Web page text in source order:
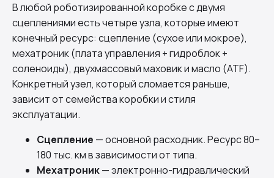
В любой роботизированной коробке с двумя
сцеплениями есть четыре узла, которые имеют
конечный ресурс: сцепление (сухое или мокрое),
мехатроник (плата управления + гидроблок +
соленоиды), двухмассовый маховик и масло (ATF).
Конкретный узел, который сломается раньше,
зависит от семейства коробки и стиля
эксплуатации.
Сцепление — основной расходник. Ресурс 80–
180 тыс. км в зависимости от типа.
Мехатроник— электронно-гидравлический